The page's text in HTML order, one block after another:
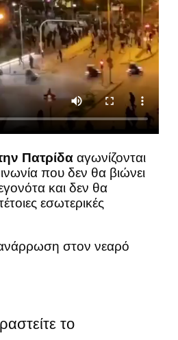
Πατρίδα αγωνίζονται
που δεν θα βιώνει
και δεν θα
εσωτερικές
στον νεαρό
το